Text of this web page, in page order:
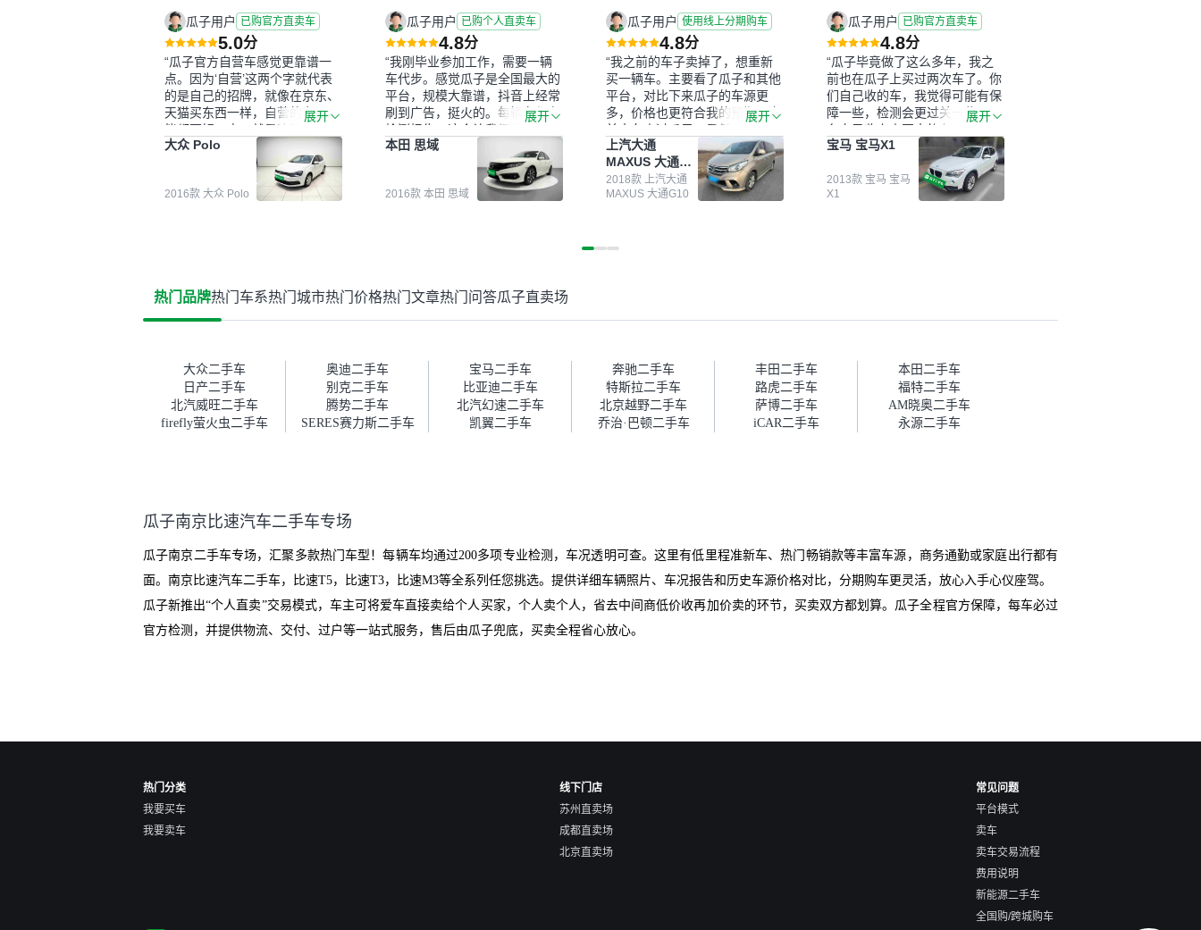
瓜子用户 已购官方直卖车
5.0分
“瓜子官方自营车感觉更靠谱一
点。因为‘自营’这两个字就代表
的是自己的招牌，就像在京东、
天猫买东西一样，自营的东西可
能都要好一点。就是这种刻板印
象吧。一开始买二手车的时候，
我确实有担心过事故车、泡水车
这些问题。瓜子的检测报告其实
并不能完全打消顾虑，因为我也
果跟你们的报告是符合的，所以
这次车况没问题。购车流程挺快
车。去之前我提前跟交接人员说
好，到了之后要当着我的面再做
一次复检，你们也安排了师傅，
服务可以，速度很快。体验下来
自营车的感觉是要比个人车好一
我协商，主动权在平台手里。”
展开
大众 Polo
2016款 大众 Polo
瓜子用户 已购个人直卖车
4.8分
“我刚毕业参加工作，需要一辆
车代步。感觉瓜子是全国最大的
平台，规模大靠谱，抖音上经常
刷到广告，挺火的。每辆车都有
检测报告，这个让我很放心。去
外面买车全凭卖家一张嘴，不敢
买。我买了本田思域，白色，过
户次数少，公里数符合，虽然价
格比我心理预期略高一点，但瓜
价格比车商那便宜，车况也有检
展开
本田 思域
2016款 本田 思域
瓜子用户 使用线上分期购车
4.8分
“我之前的车子卖掉了，想重新
买一辆车。主要看了瓜子和其他
平台，对比下来瓜子的车源更
多，价格也更符合我的预期。之
前卖车来过瓜子，虽然价格没谈
成，但APP一直留着。瓜子毕竟
是大平台，整体印象还好。我最
终买了一台上汽大通，18年的
车，公里数9万多，符合我的要
捷，其他平台的分期需要到当地
障。”
展开
上汽大通
MAXUS 大通
G10
2018款 上汽大通
MAXUS 大通G10
瓜子用户 已购官方直卖车
4.8分
“瓜子毕竟做了这么多年，我之
前也在瓜子上买过两次车了。你
们自己收的车，我觉得可能有保
障一些，检测会更过关一些。平
台自己收上来再卖的车，应该更
可靠。我买的是宝马X1，主要看
中它的价格和公里数比较合适。
另外，瓜子承诺无火烧、无事
故、无泡水、无调表，在平台自
帮我谈价。自营车我讲过价，最
后是通过花一块钱买优惠券的方
式，便宜了800块钱成交。”
展开
宝马 宝马X1
2013款 宝马 宝马
X1
热门品牌热门车系热门城市热门价格热门文章热门问答瓜子直卖场
大众二手车 奥迪二手车 宝马二手车 奔驰二手车 丰田二手车
本田二手车
日产二手车
别克二手车 比亚迪二手车 特斯拉二手车 路虎二手车
福特二手车
北汽威旺二手车
腾势二手车 北汽幻速二手车 北京越野二手车 萨博二手车
AM晓奥二手车
firefly萤火虫二手车
SERES赛力斯二手车 凯翼二手车 乔治·巴顿二手车 iCAR二手车 永源二手车
瓜子南京比速汽车二手车专场
瓜子南京二手车专场，汇聚多款热门车型！每辆车均通过200多项专业检测，车况透明可查。这里有低里程准新车、热门畅销款等丰富车源，商务通勤或家庭出行都有
面。南京比速汽车二手车，比速T5，比速T3，比速M3等全系列任您挑选。提供详细车辆照片、车况报告和历史车源价格对比，分期购车更灵活，放心入手心仪座驾。
瓜子新推出“个人直卖”交易模式，车主可将爱车直接卖给个人买家，个人卖个人，省去中间商低价收再加价卖的环节，买卖双方都划算。瓜子全程官方保障，每车必过
官方检测，并提供物流、交付、过户等一站式服务，售后由瓜子兜底，买卖全程省心放心。
热门分类
我要买车
我要卖车
线下门店
苏州直卖场
成都直卖场
北京直卖场
常见问题
平台模式
卖车
卖车交易流程
费用说明
新能源二手车
全国购/跨城购车